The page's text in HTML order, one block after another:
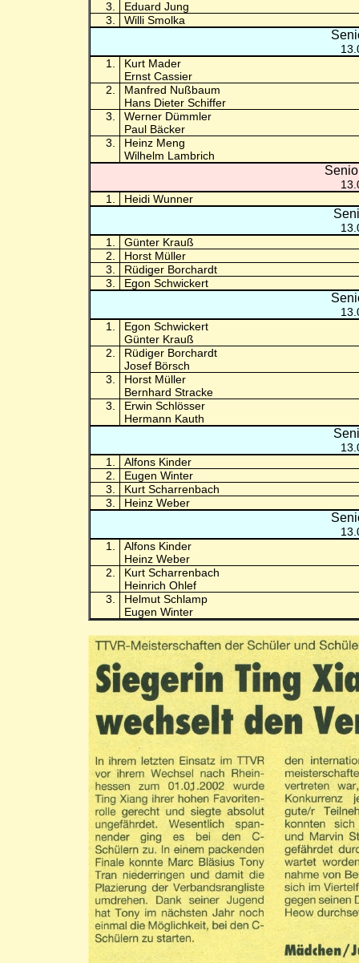
3.
Eduard Jung
3.
Willi Smolka
1.
Kurt Mader
Ernst Cassier
2.
Manfred Nußbaum
Hans Dieter Schiffer
3.
Werner Dümmler
Paul Bäcker
3.
Heinz Meng
Wilhelm Lambrich
1.
Heidi Wunner
1.
Günter Krauß
2.
Horst Müller
3.
Rüdiger Borchardt
3.
Egon Schwickert
1.
Egon Schwickert
Günter Krauß
2.
Rüdiger Borchardt
Josef Börsch
3.
Horst Müller
Bernhard Stracke
3.
Erwin Schlösser
Hermann Kauth
1.
Alfons Kinder
2.
Eugen Winter
3.
Kurt Scharrenbach
3.
Heinz Weber
1.
Alfons Kinder
Heinz Weber
2.
Kurt Scharrenbach
Heinrich Ohlef
3.
Helmut Schlamp
Eugen Winter